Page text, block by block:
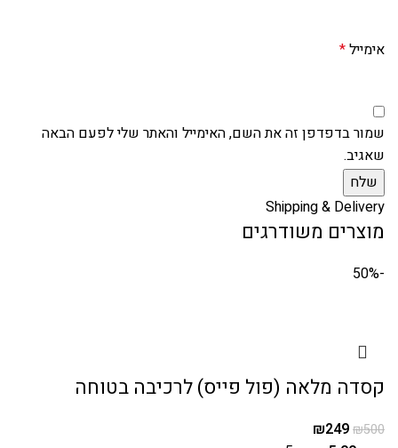
אימייל*
שמור בדפדפן זה את השם, האימייל והאתר שלי לפעם הבאה
שאגיב.
Shipping & Delivery
מוצרים משודרגים
-50%
קסדה מלאה (פול פייס) לרכיבה בטוחה
₪500
₪249